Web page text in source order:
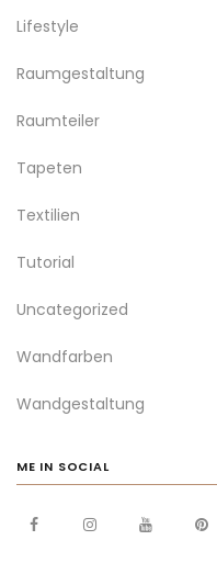
Lifestyle
Raumgestaltung
Raumteiler
Tapeten
Textilien
Tutorial
Uncategorized
Wandfarben
Wandgestaltung
ME IN SOCIAL